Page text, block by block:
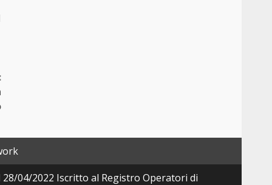
04/2022 Iscritto al Registro Operatori di